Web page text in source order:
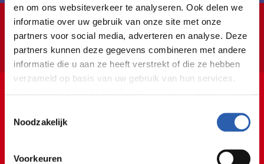
en om ons websiteverkeer te analyseren. Ook delen we
informatie over uw gebruik van onze site met onze
partners voor social media, adverteren en analyse. Deze
partners kunnen deze gegevens combineren met andere
informatie die u aan ze heeft verstrekt of die ze hebben
verzameld op basis van uw gebruik van hun services.
We werken samen met
die uw gegevens
Noodzakelijk
Voorkeuren
Inspiratie In het kort De opleiding
3:27